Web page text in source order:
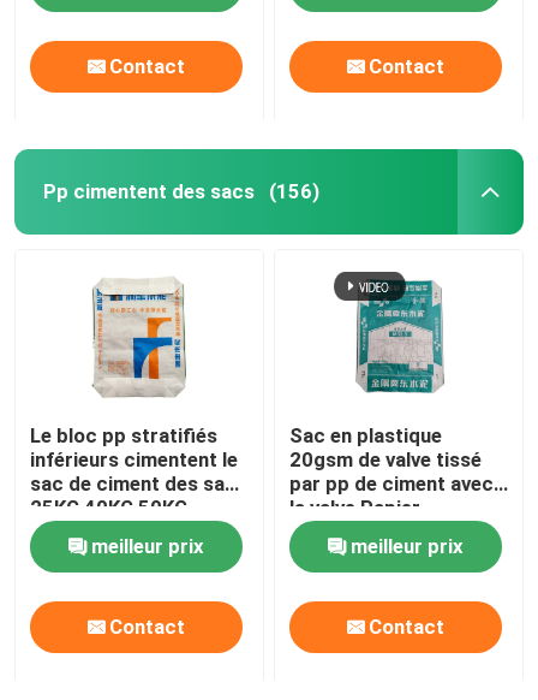
Contact Contact
Pp cimentent des sacs (156)
Le bloc pp stratifiés
inférieurs cimentent le
sac de ciment des sacs
25KG 40KG 50KG
Adstar
meilleur prix
Contact
Sac en plastique
20gsm de valve tissé
par pp de ciment avec
la valve Papier
d'emballage Brown
meilleur prix
Contact